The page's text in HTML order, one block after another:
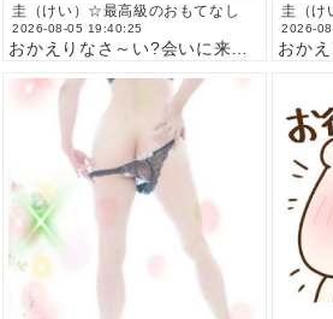
圭（けい）☆最高級のおもてなし
2026-08-05 19:40:25
圭（け
2026-